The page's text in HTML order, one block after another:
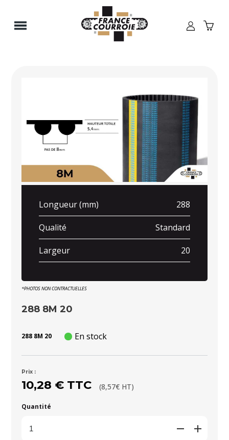
Longueur (mm) 288
Qualité Standard
Largeur 20
*PHOTOS NON CONTRACTUELLES
288 8M 20
288 8M 20 En stock
Prix :
10,28 € TTC (8,57€ HT)
Quantité
Panneau de gestion des cookies